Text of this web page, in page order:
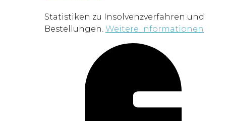
Statistiken zu Insolvenzverfahren und
Bestellungen. Weitere Informationen